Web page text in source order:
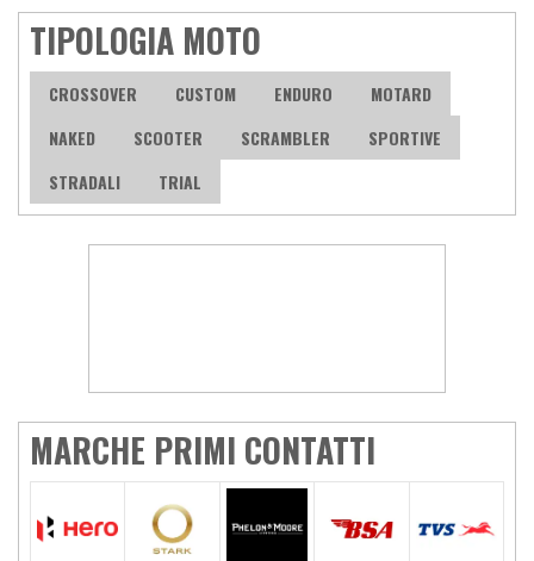
TIPOLOGIA MOTO
CROSSOVER CUSTOM ENDURO
MOTARD
NAKED
SCOOTER SCRAMBLER
SPORTIVE
STRADALI
TRIAL
MARCHE PRIMI CONTATTI